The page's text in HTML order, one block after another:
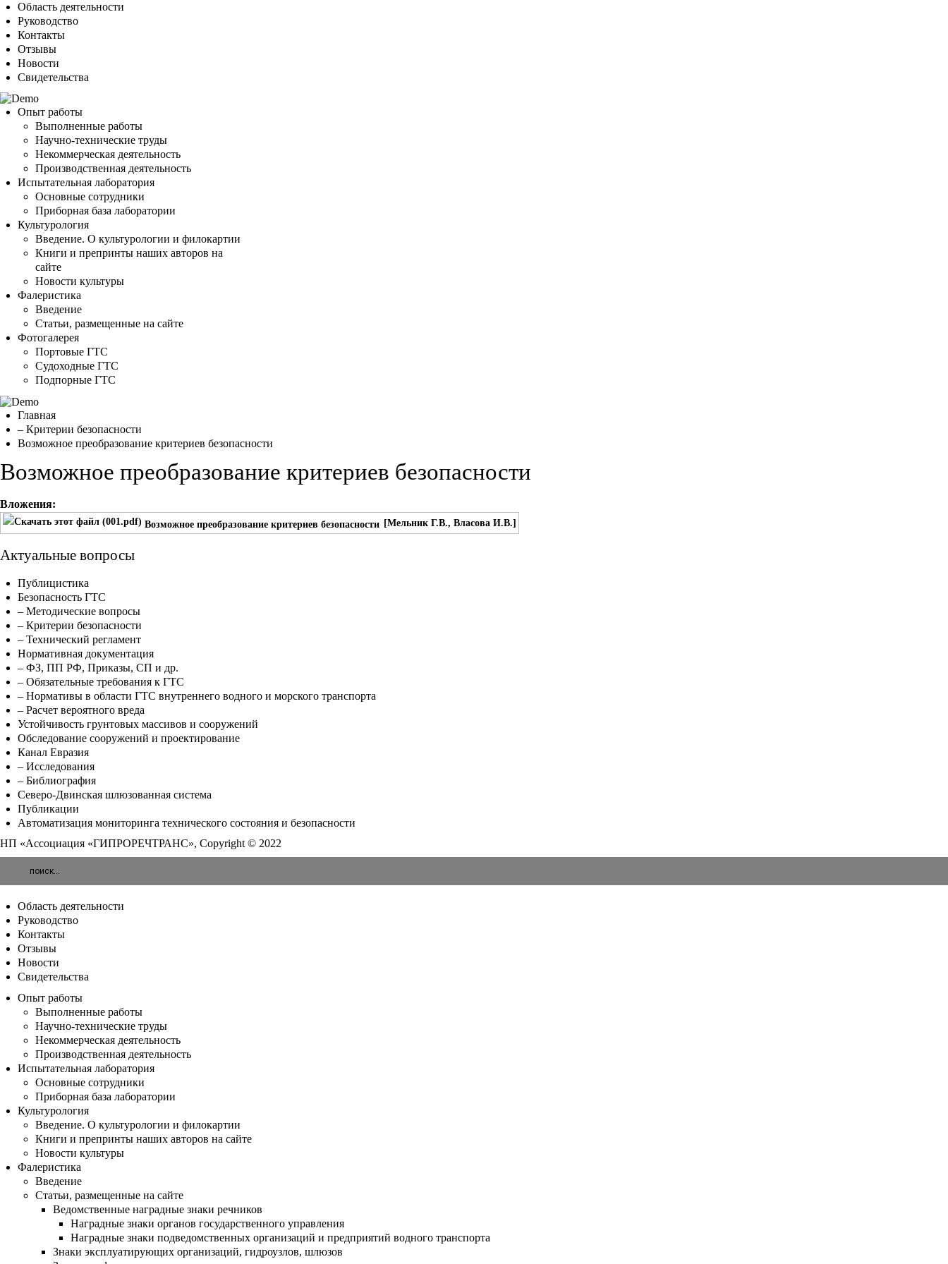
Область деятельности
Руководство
Контакты
Отзывы
Новости
Свидетельства
Опыт работы
Выполненные работы
Научно-технические труды
Некоммерческая деятельность
Производственная деятельность
Испытательная лаборатория
Основные сотрудники
Приборная база лаборатории
Культурология
Введение. О культурологии и филокартии
Книги и препринты наших авторов на
сайте
Новости культуры
Фалеристика
Введение
Статьи, размещенные на сайте
Фотогалерея
Портовые ГТС
Судоходные ГТС
Подпорные ГТС
Главная
– Критерии безопасности
Возможное преобразование критериев безопасности
Возможное преобразование критериев безопасности
Вложения:
Возможное преобразование критериев безопасности [Мельник Г.В., Власова И.В.]
Актуальные вопросы
Публицистика
Безопасность ГТС
– Методические вопросы
– Критерии безопасности
– Технический регламент
Нормативная документация
– ФЗ, ПП РФ, Приказы, СП и др.
– Обязательные требования к ГТС
– Нормативы в области ГТС внутреннего водного и морского транспорта
– Расчет вероятного вреда
Устойчивость грунтовых массивов и сооружений
Обследование сооружений и проектирование
Канал Евразия
– Исследования
– Библиография
Северо-Двинская шлюзованная система
Публикации
Автоматизация мониторинга технического состояния и безопасности
НП «Ассоциация «ГИПРОРЕЧТРАНС», Copyright © 2022
Область деятельности
Руководство
Контакты
Отзывы
Новости
Свидетельства
Опыт работы
Выполненные работы
Научно-технические труды
Некоммерческая деятельность
Производственная деятельность
Испытательная лаборатория
Основные сотрудники
Приборная база лаборатории
Культурология
Введение. О культурологии и филокартии
Книги и препринты наших авторов на сайте
Новости культуры
Фалеристика
Введение
Статьи, размещенные на сайте
Ведомственные наградные знаки речников
Наградные знаки органов государственного управления
Наградные знаки подведомственных организаций и предприятий водного транспорта
Знаки эксплуатирующих организаций, гидроузлов, шлюзов